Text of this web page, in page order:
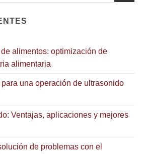
alimentos: optimización de
alimentaria
una operación de ultrasonido
Ventajas, aplicaciones y mejores
de problemas con el